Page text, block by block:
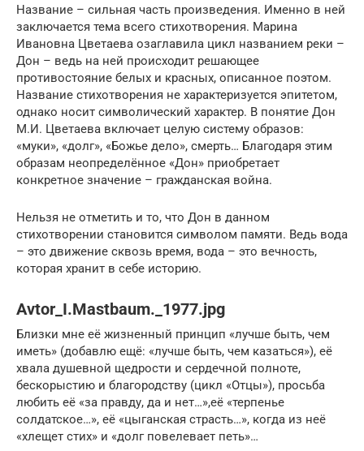
Название – сильная часть произведения. Именно в ней
заключается тема всего стихотворения. Марина
Ивановна Цветаева озаглавила цикл названием реки –
Дон – ведь на ней происходит решающее
противостояние белых и красных, описанное поэтом.
Название стихотворения не характеризуется эпитетом,
однако носит символический характер. В понятие Дон
М.И. Цветаева включает целую систему образов:
«муки», «долг», «Божье дело», смерть… Благодаря этим
образам неопределённое «Дон» приобретает
конкретное значение – гражданская война.
Нельзя не отметить и то, что Дон в данном
стихотворении становится символом памяти. Ведь вода
– это движение сквозь время, вода – это вечность,
которая хранит в себе историю.
Avtor_I.Mastbaum._1977.jpg
Близки мне её жизненный принцип «лучше быть, чем
иметь» (добавлю ещё: «лучше быть, чем казаться»), её
хвала душевной щедрости и сердечной полноте,
бескорыстию и благородству (цикл «Отцы»), просьба
любить её «за правду, да и нет…»,её «терпенье
солдатское…», её «цыганская страсть…», когда из неё
«хлещет стих» и «долг повелевает петь»…